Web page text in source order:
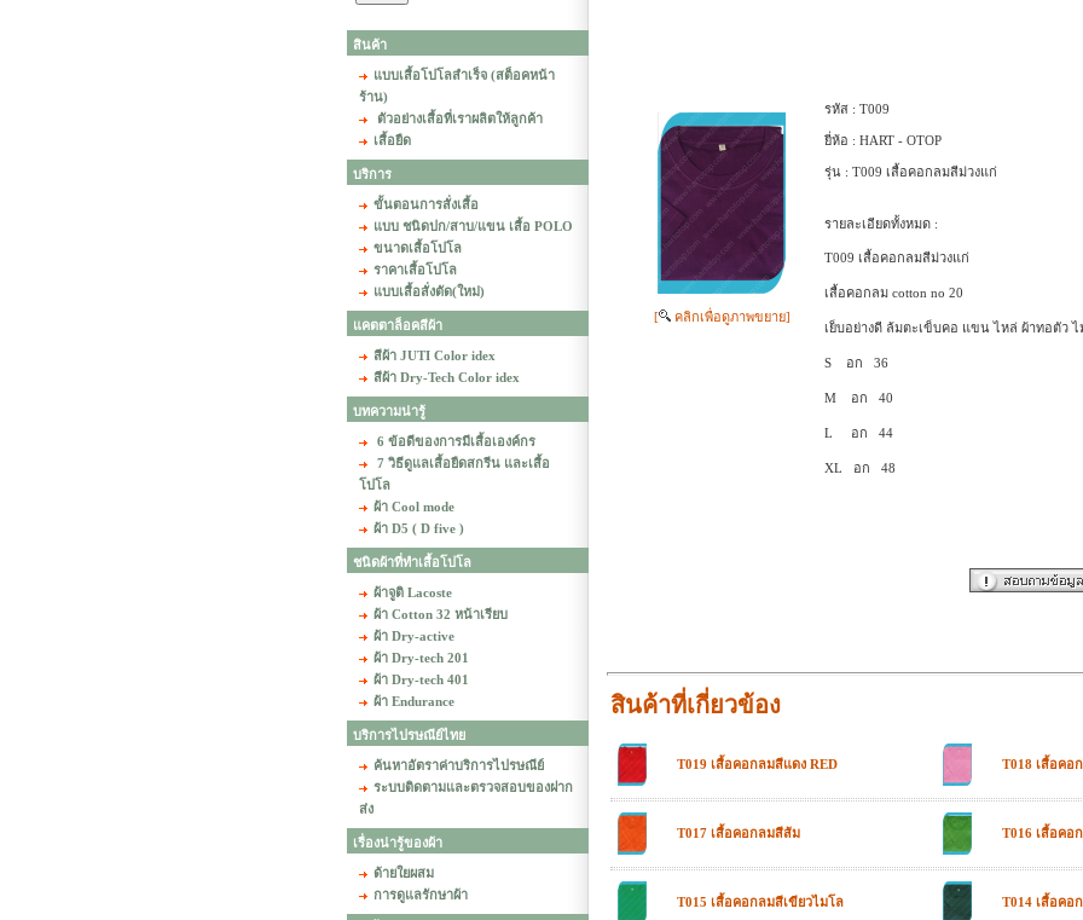
สินค้า
แบบเสื้อโปโลสำเร็จ (สต็อคหน้า
ร้าน)
ตัวอย่างเสื้อที่เราผลิตให้ลูกค้า
เสื้อยืด
บริการ
ขั้นตอนการสั่งเสื้อ
แบบ ชนิดปก/สาบ/แขน เสื้อ POLO
ขนาดเสื้อโปโล
ราคาเสื้อโปโล
แบบเสื้อสั่งตัด(ใหม่)
แคตตาล็อคสีผ้า
สีผ้า JUTI Color idex
สีผ้า Dry-Tech Color idex
บทความน่ารู้
6 ข้อดีของการมีเสื้อเองค์กร
7 วิธีดูแลเสื้อยืดสกรีน และเสื้อ
โปโล
ผ้า Cool mode
ผ้า D5 ( D five )
ชนิดผ้าที่ทำเสื้อโปโล
ผ้าจูติ Lacoste
ผ้า Cotton 32 หน้าเรียบ
ผ้า Dry-active
ผ้า Dry-tech 201
ผ้า Dry-tech 401
ผ้า Endurance
บริการไปรษณีย์ไทย
ค้นหาอัตราค่าบริการไปรษณีย์
ระบบติดตามและตรวจสอบของฝาก
ส่ง
เรื่องน่ารู้ของผ้า
ด้ายใยผสม
การดูแลรักษาผ้า
[ คลิกเพื่อดูภาพขยาย]
รหัส : T009
ยี่ห้อ : HART - OTOP
รุ่น : T009 เสื้อคอกลมสีม่วงแก่
รายละเอียดทั้งหมด :
T009 เสื้อคอกลมสีม่วงแก่
เสื้อคอกลม cotton no 20
เย็บอย่างดี ล้มตะเข็บคอ แขน ไหล่ ผ้าทอตัว ไ
S อก 36
M อก 40
L อก 44
XL อก 48
สินค้าที่เกี่ยวข้อง
T019 เสื้อคอกลมสีแดง RED T018 เสื้อคอ
T017 เสื้อคอกลมสีส้ม T016 เสื้อคอ
T015 เสื้อคอกลมสีเขียวไมโล T014 เสื้อคอ